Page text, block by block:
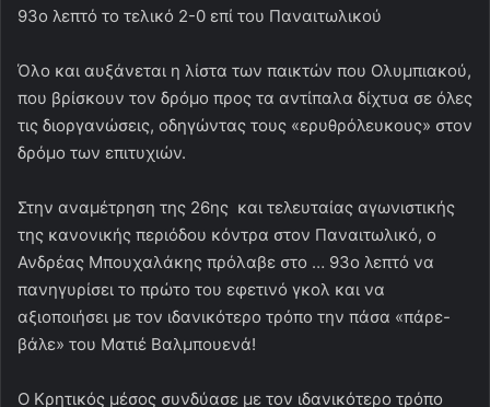
93ο λεπτό το τελικό 2-0 επί του Παναιτωλικού
Όλο και αυξάνεται η λίστα των παικτών που Ολυμπιακού,
που βρίσκουν τον δρόμο προς τα αντίπαλα δίχτυα σε όλες
τις διοργανώσεις, οδηγώντας τους «ερυθρόλευκους» στον
δρόμο των επιτυχιών.
Στην αναμέτρηση της 26ης και τελευταίας αγωνιστικής
της κανονικής περιόδου κόντρα στον Παναιτωλικό, ο
Ανδρέας Μπουχαλάκης πρόλαβε στο … 93ο λεπτό να
πανηγυρίσει το πρώτο του εφετινό γκολ και να
αξιοποιήσει με τον ιδανικότερο τρόπο την πάσα «πάρε-
βάλε» του Ματιέ Βαλμπουενά!
Ο Κρητικός μέσος συνδύασε με τον ιδανικότερο τρόπο